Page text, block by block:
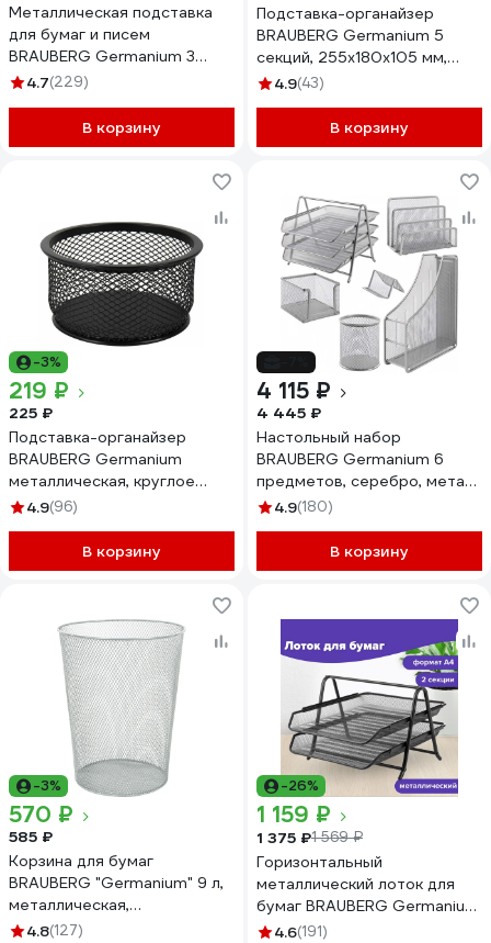
Металлическая подставка
для бумаг и писем
BRAUBERG Germanium 3
секции, 122x173x83 мм,
4.7(229)
В корзину
Подставка-органайзер
BRAUBERG Germanium 5
секций, 255x180x105 мм,
металл, черная 237973
4.9(43)
В корзину
-3%
219 ₽
225 ₽
Подставка-органайзер
BRAUBERG Germanium
металлическая, круглое
основание, 50x95 мм,
4.9(96)
В корзину
4 115 ₽
4 445 ₽
Настольный набор
BRAUBERG Germanium 6
предметов, серебро, металл
237986
4.9(180)
В корзину
-3%
570 ₽
585 ₽
Корзина для бумаг
BRAUBERG "Germanium" 9 л,
металлическая,
серебристая 231959
4.8(127)
-26%
1 159 ₽
1 375 ₽1 569 ₽
Горизонтальный
металлический лоток для
бумаг BRAUBERG Germanium
2 секции, А4, 355x205x295
4.6(191)